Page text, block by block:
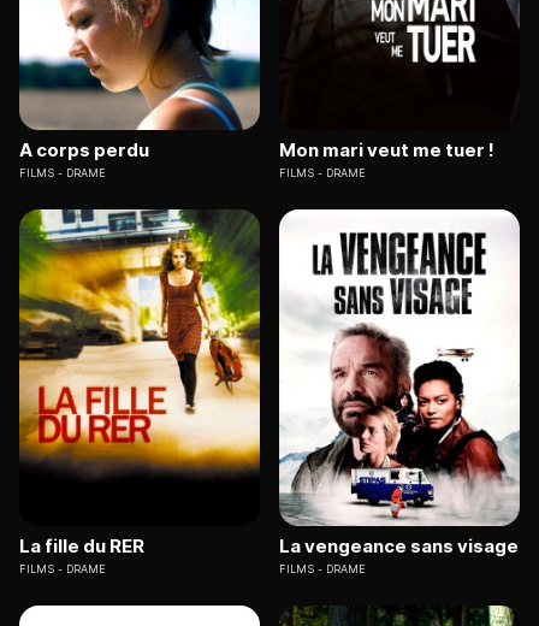
A corps perdu
FILMS DRAME
Mon mari veut me tuer !
FILMS DRAME
La fille du RER
FILMS DRAME
La vengeance sans visage
FILMS DRAME